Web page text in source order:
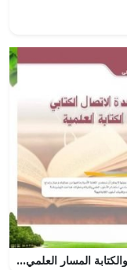
القراءة والكتابة المسار العلمي ثاني ثانوي – المنهاج السعودي